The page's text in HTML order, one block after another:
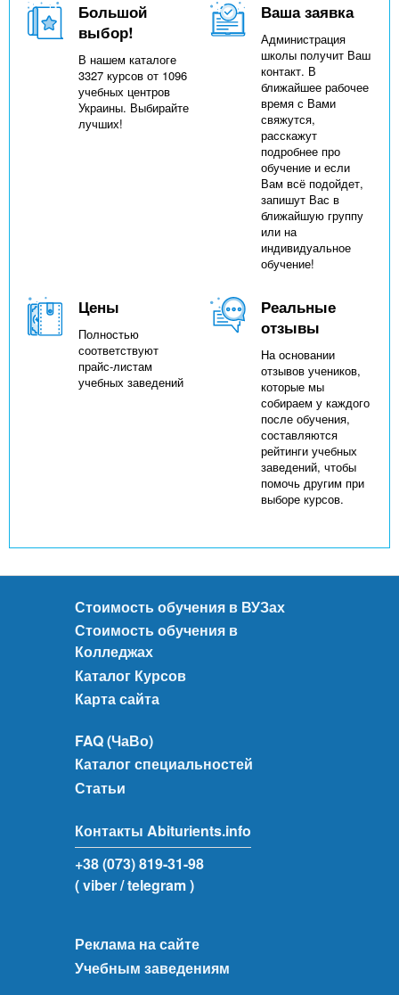
Большой
выбор!
В нашем каталоге
3327 курсов от 1096
учебных центров
Украины. Выбирайте
лучших!
Ваша заявка
Администрация
школы получит Ваш
контакт. В
ближайшее рабочее
время с Вами
свяжутся,
расскажут
подробнее про
обучение и если
Вам всё подойдет,
запишут Вас в
ближайшую группу
или на
индивидуальное
обучение!
Цены
Полностью
соответствуют
прайс-листам
учебных заведений
Реальные
отзывы
На основании
отзывов учеников,
которые мы
собираем у каждого
после обучения,
составляются
рейтинги учебных
заведений, чтобы
помочь другим при
выборе курсов.
Стоимость обучения в ВУЗах
Стоимость обучения в
Колледжах
Каталог Курсов
Карта сайта
FAQ (ЧаВо)
Каталог специальностей
Статьи
Контакты Abiturients.info
+38 (073) 819-31-98
( viber/ telegram )
Реклама на сайте
Учебным заведениям